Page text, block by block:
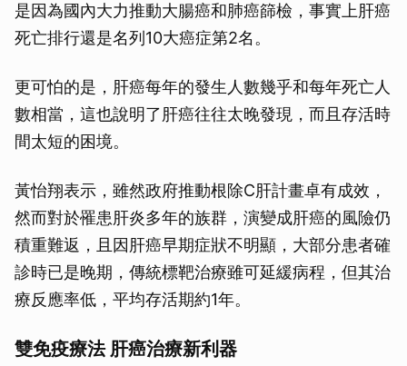
是因為國內大力推動大腸癌和肺癌篩檢，事實上肝癌
死亡排行還是名列10大癌症第2名。
更可怕的是，肝癌每年的發生人數幾乎和每年死亡人
數相當，這也說明了肝癌往往太晚發現，而且存活時
間太短的困境。
黃怡翔表示，雖然政府推動根除C肝計畫卓有成效，
然而對於罹患肝炎多年的族群，演變成肝癌的風險仍
積重難返，且因肝癌早期症狀不明顯，大部分患者確
診時已是晚期，傳統標靶治療雖可延緩病程，但其治
療反應率低，平均存活期約1年。
雙免疫療法 肝癌治療新利器